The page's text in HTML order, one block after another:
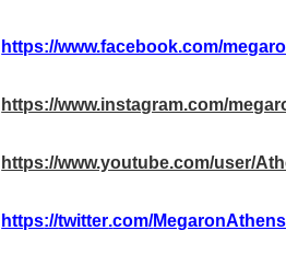
https://www.facebook.com/
https://www.instagram.com/
https://www.youtube.com/user/
https://twitter.com/MegaronAthens